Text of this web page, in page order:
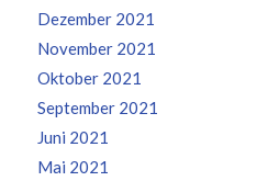
Dezember 2021
November 2021
Oktober 2021
September 2021
Juni 2021
Mai 2021